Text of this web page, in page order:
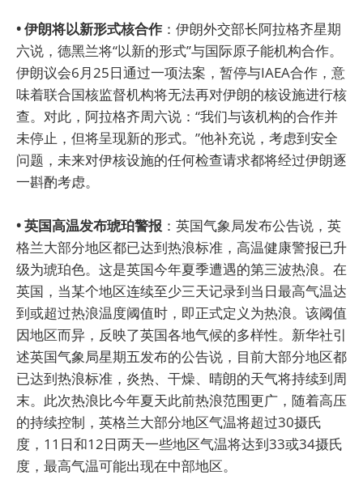
• 伊朗将以新形式核合作 ：伊朗外交部长阿拉格齐星期
六说，德黑兰将“以新的形式”与国际原子能机构合作。
伊朗议会6月25日通过一项法案，暂停与IAEA合作，意
味着联合国核监督机构将无法再对伊朗的核设施进行核
查。对此，阿拉格齐周六说：“我们与该机构的合作并
未停止，但将呈现新的形式。”他补充说，考虑到安全
问题，未来对伊核设施的任何检查请求都将经过伊朗逐
一斟酌考虑。
• 英国高温发布琥珀警报 ：英国气象局发布公告说，英
格兰大部分地区都已达到热浪标准，高温健康警报已升
级为琥珀色。这是英国今年夏季遭遇的第三波热浪。在
英国，当某个地区连续至少三天记录到当日最高气温达
到或超过热浪温度阈值时，即正式定义为热浪。该阈值
因地区而异，反映了英国各地气候的多样性。新华社引
述英国气象局星期五发布的公告说，目前大部分地区都
已达到热浪标准，炎热、干燥、晴朗的天气将持续到周
末。此次热浪比今年夏天此前热浪范围更广，随着高压
的持续控制，英格兰大部分地区气温将超过30摄氏
度，11日和12日两天一些地区气温将达到33或34摄氏
度，最高气温可能出现在中部地区。